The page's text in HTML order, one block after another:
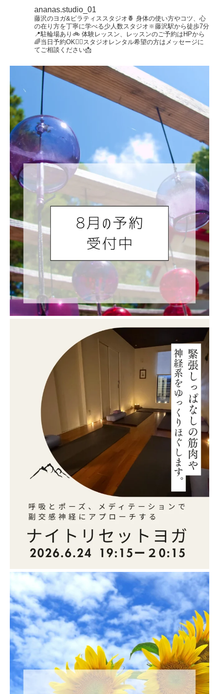
ananas.studio_01
藤沢のヨガ&ピラティススタジオ🍍 身体の使い方やコツ、心
の在り方を丁寧に学べる少人数スタジオ🔆藤沢駅から徒歩7分
📍駐輪場あり🚲 体験レッスン、レッスンのご予約はHPから
🌈当日予約OK🙆‍♀️スタジオレンタル希望の方はメッセージに
てご相談ください📩